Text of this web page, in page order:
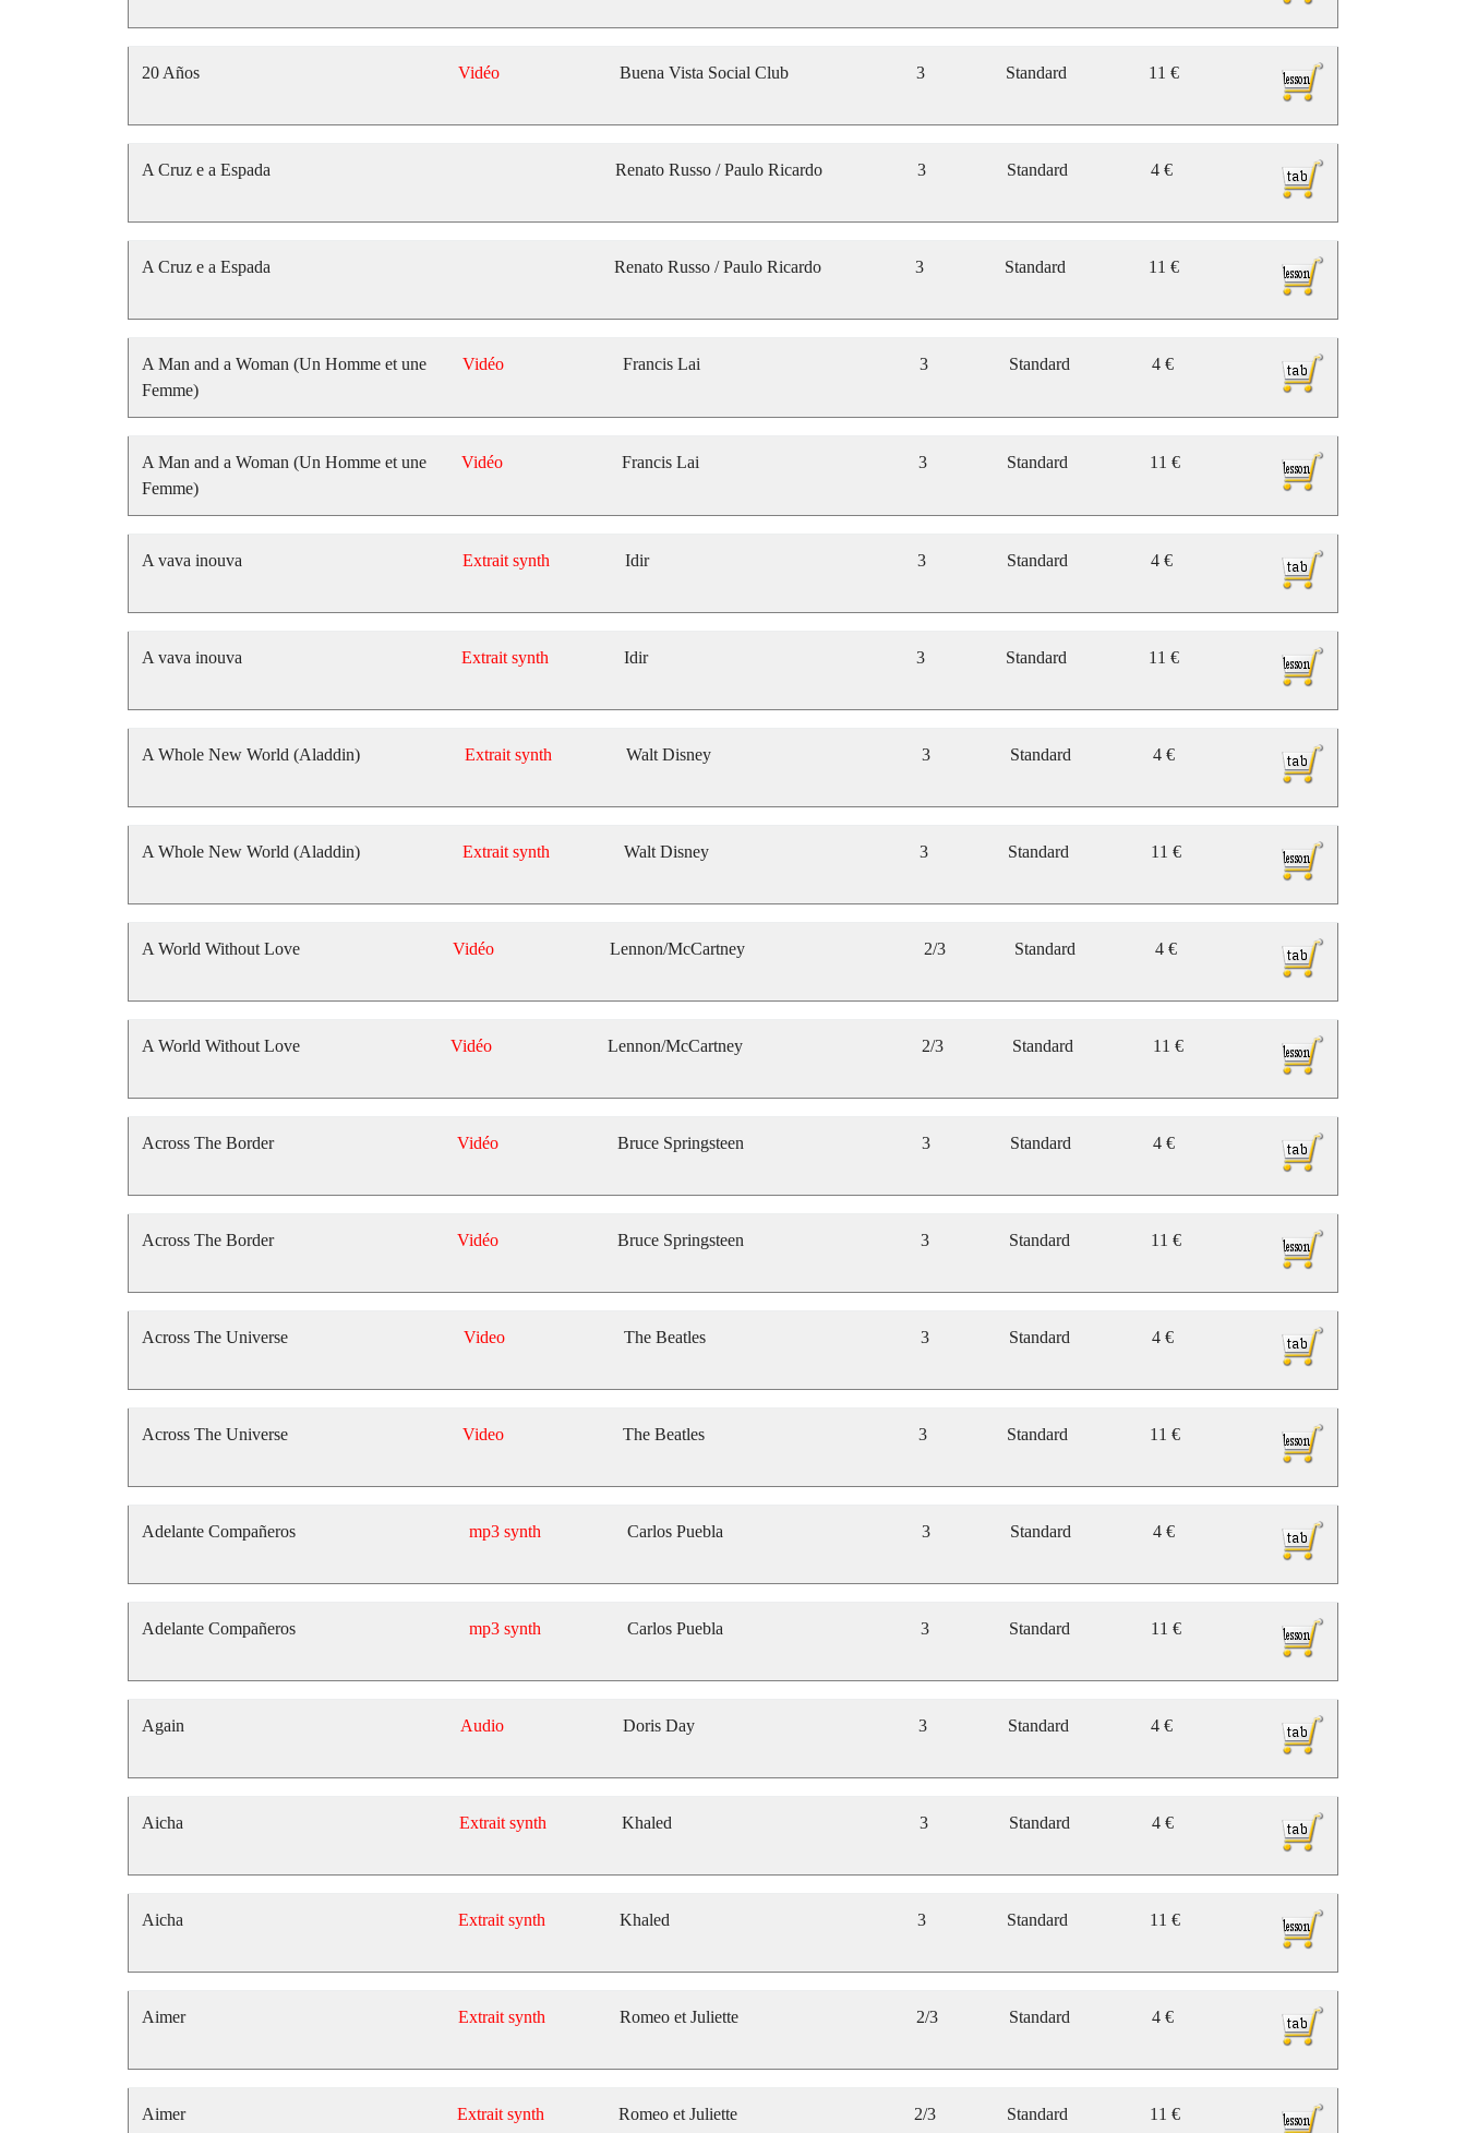
20 Años Vidéo Buena Vista Social Club 3 Standard 11 €
A Cruz e a Espada Renato Russo / Paulo Ricardo 3 Standard 4 €
A Cruz e a Espada Renato Russo / Paulo Ricardo 3 Standard 11 €
A Man and a Woman (Un Homme et une
Femme)
Vidéo Francis Lai 3 Standard 4 €
A Man and a Woman (Un Homme et une
Femme)
Vidéo Francis Lai 3 Standard 11 €
A vava inouva Extrait synth Idir 3 Standard 4 €
A vava inouva Extrait synth Idir 3 Standard 11 €
A Whole New World (Aladdin) Extrait synth Walt Disney 3 Standard 4 €
A Whole New World (Aladdin) Extrait synth Walt Disney 3 Standard 11 €
A World Without Love Vidéo Lennon/McCartney 2/3 Standard 4 €
A World Without Love Vidéo Lennon/McCartney 2/3 Standard 11 €
Across The Border Vidéo Bruce Springsteen 3 Standard 4 €
Across The Border Vidéo Bruce Springsteen 3 Standard 11 €
Across The Universe Video The Beatles 3 Standard 4 €
Across The Universe Video The Beatles 3 Standard 11 €
Adelante Compañeros mp3 synth Carlos Puebla 3 Standard 4 €
Adelante Compañeros mp3 synth Carlos Puebla 3 Standard 11 €
Again Audio Doris Day 3 Standard 4 €
Aicha Extrait synth Khaled 3 Standard 4 €
Aicha Extrait synth Khaled 3 Standard 11 €
Aimer Extrait synth Romeo et Juliette 2/3 Standard 4 €
Aimer Extrait synth Romeo et Juliette 2/3 Standard 11 €